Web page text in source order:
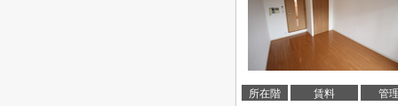
所在階 賃料
管